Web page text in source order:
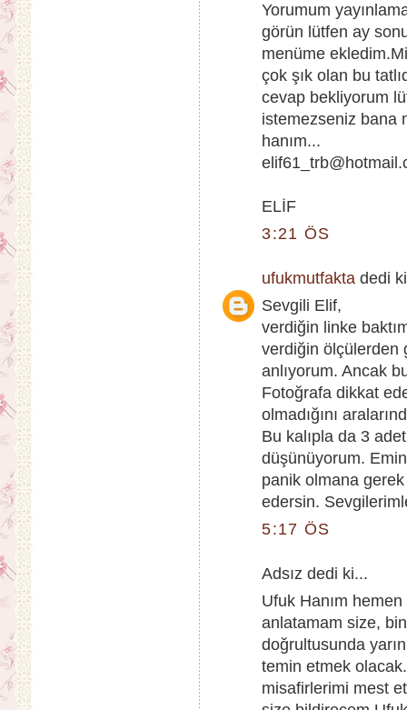
Yorumum
görün lütfen ay
menüme
çok şık olan bu
cevap bekliyorum
istemezseniz bana
hanım...
ELİF
3:21 ÖS
ufukmutfakta dedi
Sevgili Elif,
verdiğin linke
verdiğin ölçülerden
anlıyorum. Ancak
Fotoğrafa dikkat
olmadığını
Bu kalıpla da 3
düşünüyorum.
panik olmana gerek
edersin.
5:17 ÖS
Adsız dedi ki...
Ufuk Hanım
anlatamam size,
doğrultusunda
temin etmek
misafirlerimi mest